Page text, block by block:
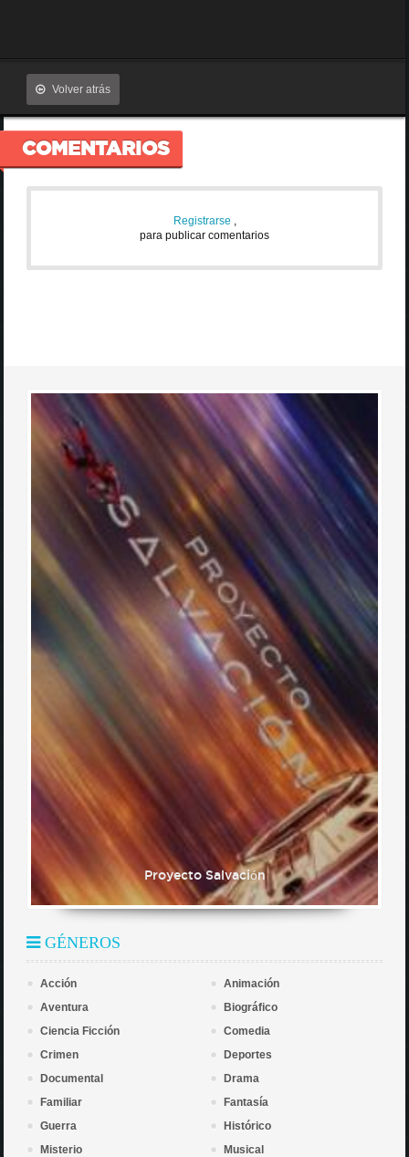
Volver atrás
COMENTARIOS
Registrarse ,
para publicar comentarios
Proyecto Salvación
GÉNEROS
Acción
Animación
Aventura
Biográfico
Ciencia Ficción
Comedia
Crimen
Deportes
Documental
Drama
Familiar
Fantasía
Guerra
Histórico
Misterio
Musical